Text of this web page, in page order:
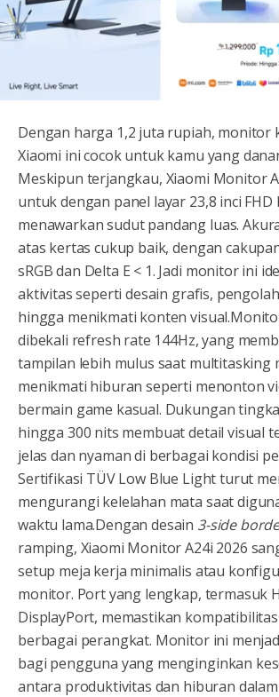
Dengan harga 1,2 juta rupiah, monitor
Xiaomi ini cocok untuk kamu yang
Meskipun terjangkau, Xiaomi Monitor
untuk dengan panel layar 23,8 inci FHD
menawarkan sudut pandang luas.
atas kertas cukup baik, dengan
sRGB dan Delta E < 1. Jadi monitor ini
aktivitas seperti desain grafis,
hingga menikmati konten
dibekali refresh rate 144Hz, yang
tampilan lebih mulus saat multitasking
menikmati hiburan seperti menonton
bermain game kasual. Dukungan
hingga 300 nits membuat detail visual
jelas dan nyaman di berbagai kondisi
Sertifikasi TÜV Low Blue Light turut
mengurangi kelelahan mata saat
waktu lama.Dengan desain 3-side
ramping, Xiaomi Monitor A24i 2026
setup meja kerja minimalis atau
monitor. Port yang lengkap, termasuk
DisplayPort, memastikan
berbagai perangkat. Monitor ini
bagi pengguna yang menginginkan
antara produktivitas dan hiburan